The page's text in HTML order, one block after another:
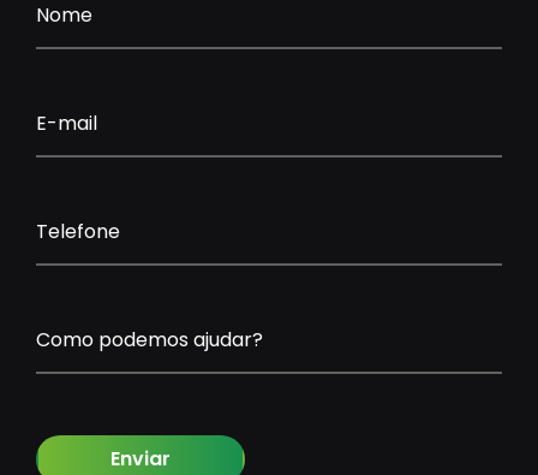
Nome
E-mail
Telefone
Como podemos ajudar?
Enviar